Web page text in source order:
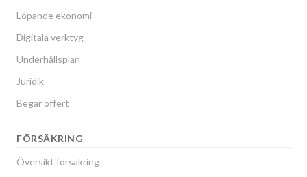
Löpande ekonomi
Digitala verktyg
Underhållsplan
Juridik
Begär offert
FÖRSÄKRING
Översikt försäkring